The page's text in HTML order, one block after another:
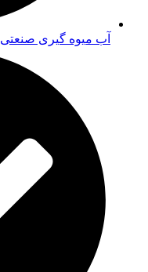
آب میوه گیری صنعتی